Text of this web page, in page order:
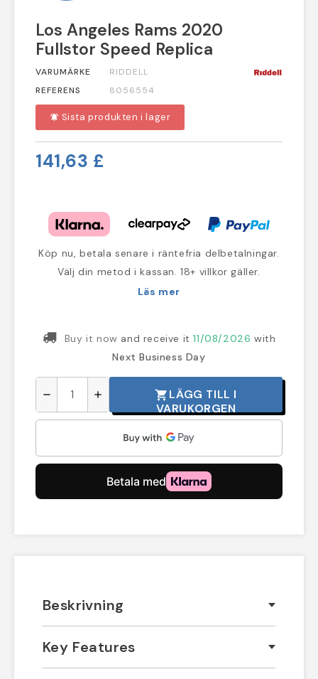
Los Angeles Rams 2020
Fullstor Speed Replica
VARUMÄRKE
RIDDELL
REFERENS
8056554
notifications_active Sista produkten i lager
141,63 £
Köp nu, betala senare i räntefria delbetalningar.
Välj din metod i kassan. 18+ villkor gäller.
Läs mer
Buy it now and receive it11/08/2026 with
Next Business Day
remove add shopping_cart LÄGG TILL I
VARUKORGEN
Beskrivning
Key Features